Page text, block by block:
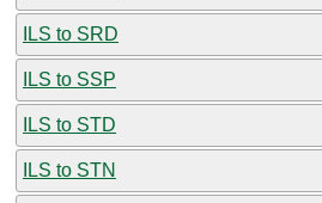
ILS to SRD
ILS to SSP
ILS to STD
ILS to STN